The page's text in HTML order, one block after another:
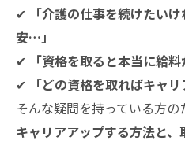
✔
「介護の仕事を続けたい
安…」
✔
「資格を取ると本当に給料
✔
「どの資格を取ればキャ
そんな疑問を持っている方の
キャリアアップする方法と